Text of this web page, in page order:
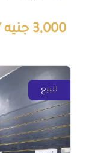
3,000 جنيه / سنوياً
للبيع